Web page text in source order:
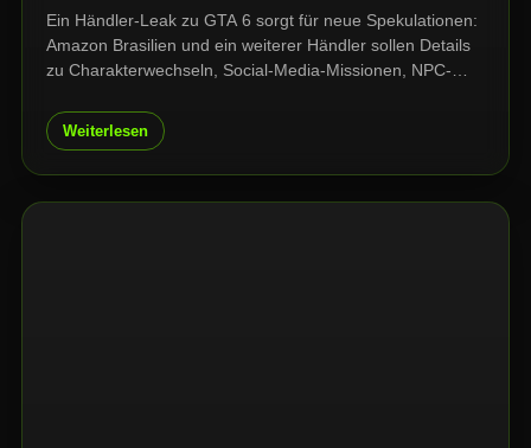
Ein Händler-Leak zu GTA 6 sorgt für neue Spekulationen:
Amazon Brasilien und ein weiterer Händler sollen Details
zu Charakterwechseln, Social-Media-Missionen, NPC-
Offiziell bestätigt ist das aber noch nicht.
Weiterlesen